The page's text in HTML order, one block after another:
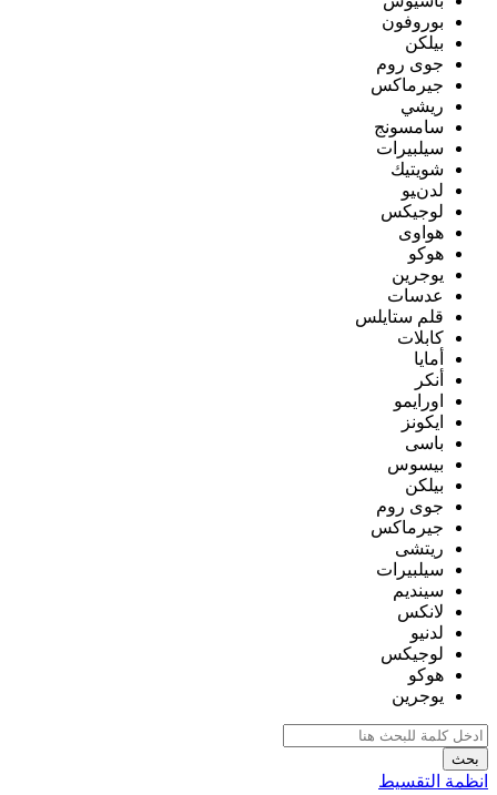
بوروفون
بيلكن
جوى روم
جيرماكس
ريشي
سامسونج
سيلبيرات
شويتيك
لدنيو
لوجيكس
هواوى
هوكو
يوجرين
عدسات
قلم ستايلس
كابلات
أمايا
أنكر
اورايمو
ايكونز
باسى
بيسوس
بيلكن
جوى روم
جيرماكس
ريتشى
سيلبيرات
سينديم
لانكس
لدنيو
لوجيكس
هوكو
يوجرين
بحث
انظمة التقسيط